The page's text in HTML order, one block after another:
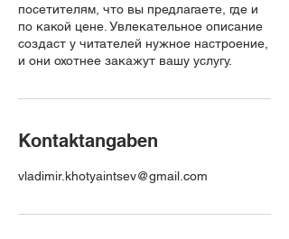
посетителям, что вы предлагаете, где и
по какой цене. Увлекательное описание
создаст у читателей нужное настроение,
и они охотнее закажут вашу услугу.
Kontaktangaben
vladimir.khotyaintsev@gmail.com